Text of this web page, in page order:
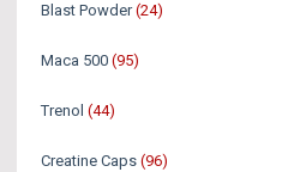
Blast Powder (24)
Maca 500 (95)
Trenol (44)
Creatine Caps (96)